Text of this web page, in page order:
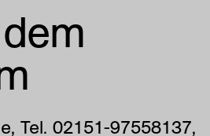
Tel. 02151-97558137,